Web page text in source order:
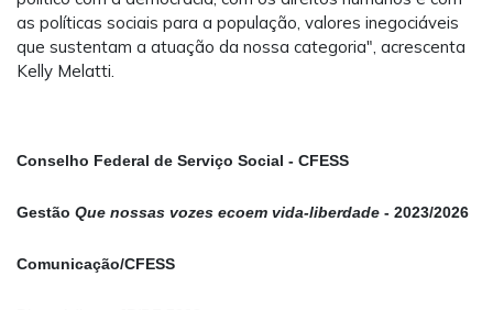
as políticas sociais para a população, valores inegociáveis
que sustentam a atuação da nossa categoria", acrescenta
Kelly Melatti.
Conselho Federal de Serviço Social - CFESS
Gestão Que nossas vozes ecoem vida-liberdade - 2023/2026
Comunicação/CFESS